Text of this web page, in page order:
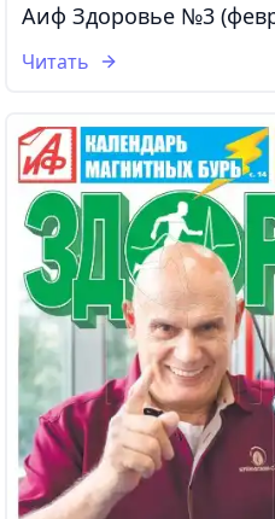
Аиф Здоровье №3
Читать